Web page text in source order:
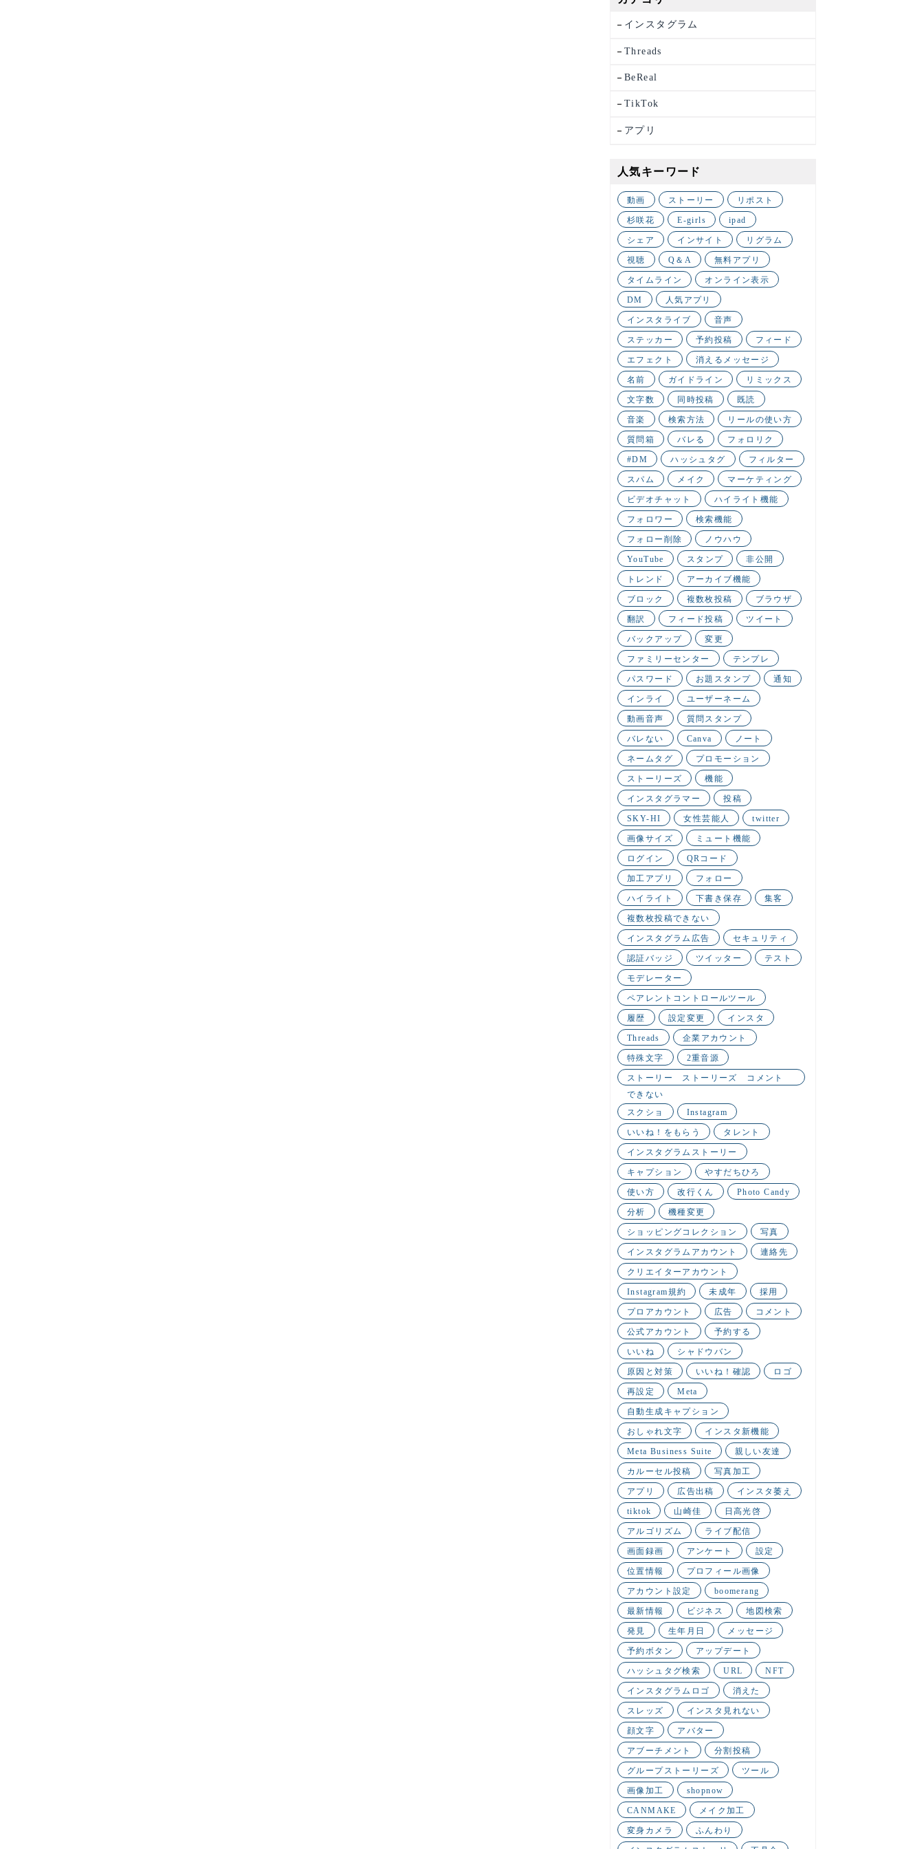
インスタグラム
Threads
BeReal
TikTok
アプリ
人気キーワード
動画 ストーリー リポスト
杉咲花 E-girls ipad
シェア インサイト リグラム
視聴 Q＆A 無料アプリ
タイムライン オンライン表示
DM 人気アプリ
インスタライブ 音声
ステッカー 予約投稿 フィード
エフェクト 消えるメッセージ
名前 ガイドライン リミックス
文字数 同時投稿 既読
音楽 検索方法 リールの使い方
質問箱 バレる フォロリク
#DM ハッシュタグ フィルター
スパム メイク マーケティング
ビデオチャット ハイライト機能
フォロワー 検索機能
フォロー削除 ノウハウ
YouTube スタンプ 非公開
トレンド アーカイブ機能
ブロック 複数枚投稿 ブラウザ
翻訳 フィード投稿 ツイート
バックアップ 変更
ファミリーセンター テンプレ
パスワード お題スタンプ 通知
インライ ユーザーネーム
動画音声 質問スタンプ
バレない Canva ノート
ネームタグ プロモーション
ストーリーズ 機能
インスタグラマー 投稿
SKY-HI 女性芸能人 twitter
画像サイズ ミュート機能
ログイン QRコード
加工アプリ フォロー
ハイライト 下書き保存 集客
複数枚投稿できない
インスタグラム広告 セキュリティ
認証バッジ ツイッター テスト
モデレーター
ペアレントコントロールツール
履歴 設定変更 インスタ
Threads 企業アカウント
特殊文字 2重音源
ストーリー ストーリーズ コメント
できない
スクショ
Instagram
いいね！をもらう タレント
インスタグラムストーリー
キャプション やすだちひろ
使い方 改行くん Photo Candy
分析 機種変更
ショッピングコレクション 写真
インスタグラムアカウント 連絡先
クリエイターアカウント
Instagram規約 未成年 採用
プロアカウント 広告 コメント
公式アカウント 予約する
いいね シャドウバン
原因と対策 いいね！確認 ロゴ
再設定 Meta
自動生成キャプション
おしゃれ文字 インスタ新機能
Meta Business Suite 親しい友達
カルーセル投稿 写真加工
アプリ 広告出稿 インスタ萎え
tiktok 山崎佳 日高光啓
アルゴリズム ライブ配信
画面録画 アンケート 設定
位置情報 プロフィール画像
アカウント設定 boomerang
最新情報 ビジネス 地図検索
発見 生年月日 メッセージ
予約ボタン アップデート
ハッシュタグ検索 URL NFT
インスタグラムロゴ 消えた
スレッズ インスタ見れない
顔文字 アバター
アブーチメント 分割投稿
グループストーリーズ ツール
画像加工 shopnow
CANMAKE メイク加工
変身カメラ ふんわり